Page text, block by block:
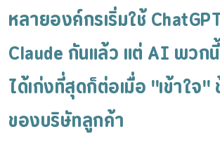
หลายองค์กรเริ่มใช้
Claude กันแล้ว แต่ AI พวก
ได้เก่งที่สุดก็ต่อเมื่อ "เข้าใจ
ของบริษัทลูกค้า